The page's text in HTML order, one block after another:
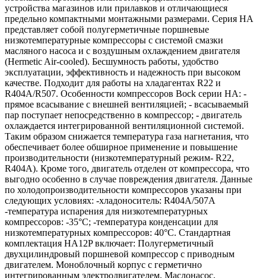
устройства магазинов или прилавков и отличающиеся
предельно компактными монтажными размерами. Серия HA
представляет собой полугерметичные поршневые
низкотемпературные компрессоры с системой смазки
масляного насоса и с воздушным охлаждением двигателя
(Hermetic Air-cooled). Бесшумность работы, удобство
эксплуатации, эффективность и надежность при высоком
качестве. Подходит для работы на хладагентах R22 и
R404A/R507. Особенности компрессоров Bock серии НА: -
прямое всасывание с внешней вентиляцией; - всасываемый
пар поступает непосредственно в компрессор; - двигатель
охлаждается интегрированной вентиляционной системой.
Таким образом снижается температура газа нагнетания, что
обеспечивает более обширное применение и повышение
производительности (низкотемпературный режим- R22,
R404A). Кроме того, двигатель отделен от компрессора, что
выгодно особенно в случае повреждения двигателя. Данные
по холодопроизводительности компрессоров указаны при
следующих условиях: -хладоноситель: R404A/507A
-температура испарения для низкотемпературных
компрессоров: -35°C; -температура конденсации для
низкотемпературных компрессоров: 40°C. Стандартная
комплектация HA12P включает: Полугерметичный
двухцилиндровый поршневой компрессор с приводным
двигателем. Моноблочный корпус с герметично
интегрированным электродвигателем. Маслонасос.